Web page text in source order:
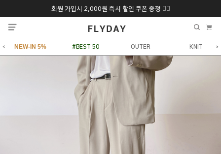
회원 가입시 2,000원 즉시 할인 쿠폰 증정 ❤️‍🔥
추석 특별 할인 10~20% 9/6 화 ~ 9/12월
NEW-IN 5% #BEST 50 OUTER KNIT